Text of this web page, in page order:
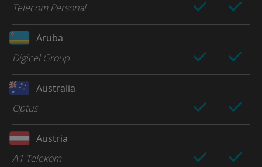
Telecom Personal
Aruba
Digicel Group
Australia
Optus
Austria
A1 Telekom